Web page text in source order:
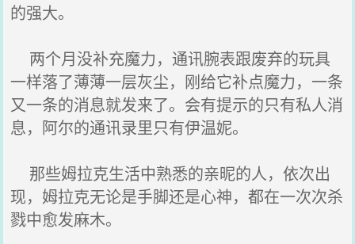
的强大。
两个月没补充魔力，通讯腕表跟废弃的玩具
一样落了薄薄一层灰尘，刚给它补点魔力，一条
又一条的消息就发来了。会有提示的只有私人消
息，阿尔的通讯录里只有伊温妮。
那些姆拉克生活中熟悉的亲昵的人，依次出
现，姆拉克无论是手脚还是心神，都在一次次杀
戮中愈发麻木。